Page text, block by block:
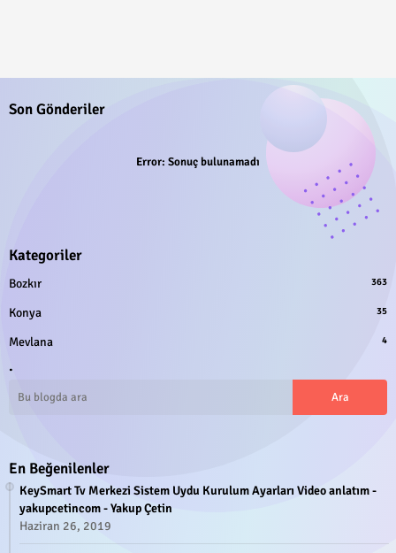
Son Gönderiler
Error: Sonuç bulunamadı
Kategoriler
Bozkır 363
Konya 35
Mevlana 4
.
En Beğenilenler
KeySmart Tv Merkezi Sistem Uydu Kurulum Ayarları Video anlatım -
yakupcetincom - Yakup Çetin
Haziran 26, 2019